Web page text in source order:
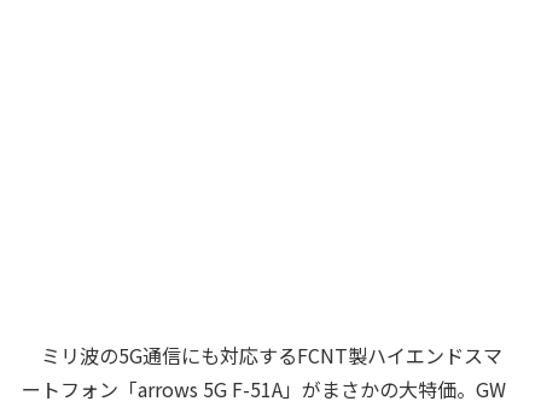
ミリ波の5G通信にも対応するFCNT製ハイエンドスマ
ートフォン「arrows 5G F-51A」がまさかの大特価。GW